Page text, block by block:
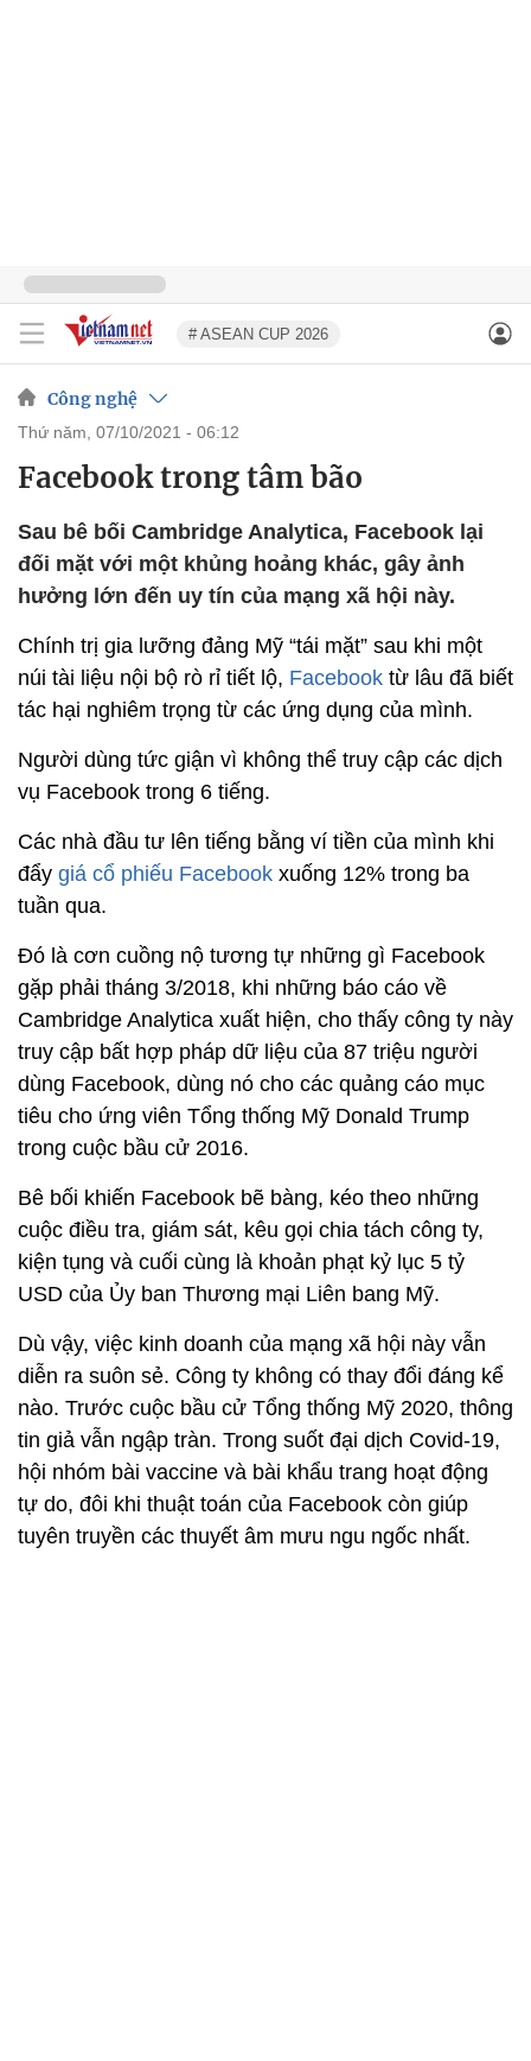
# ASEAN CUP 2026
Công nghệ
thứ năm, 07/10/2021 - 06:12
Facebook trong tâm bão
Sau bê bối Cambridge Analytica, Facebook lại
đối mặt với một khủng hoảng khác, gây ảnh
hưởng lớn đến uy tín của mạng xã hội này.
Chính trị gia lưỡng đảng Mỹ “tái mặt” sau khi một
núi tài liệu nội bộ rò rỉ tiết lộ, Facebook từ lâu đã biết
tác hại nghiêm trọng từ các ứng dụng của mình.
Người dùng tức giận vì không thể truy cập các dịch
vụ Facebook trong 6 tiếng.
Các nhà đầu tư lên tiếng bằng ví tiền của mình khi
đẩy giá cổ phiếu Facebook xuống 12% trong ba
tuần qua.
Đó là cơn cuồng nộ tương tự những gì Facebook
gặp phải tháng 3/2018, khi những báo cáo về
Cambridge Analytica xuất hiện, cho thấy công ty này
truy cập bất hợp pháp dữ liệu của 87 triệu người
dùng Facebook, dùng nó cho các quảng cáo mục
tiêu cho ứng viên Tổng thống Mỹ Donald Trump
trong cuộc bầu cử 2016.
Bê bối khiến Facebook bẽ bàng, kéo theo những
cuộc điều tra, giám sát, kêu gọi chia tách công ty,
kiện tụng và cuối cùng là khoản phạt kỷ lục 5 tỷ
USD của Ủy ban Thương mại Liên bang Mỹ.
Dù vậy, việc kinh doanh của mạng xã hội này vẫn
diễn ra suôn sẻ. Công ty không có thay đổi đáng kể
nào. Trước cuộc bầu cử Tổng thống Mỹ 2020, thông
tin giả vẫn ngập tràn. Trong suốt đại dịch Covid-19,
hội nhóm bài vaccine và bài khẩu trang hoạt động
tự do, đôi khi thuật toán của Facebook còn giúp
tuyên truyền các thuyết âm mưu ngu ngốc nhất.